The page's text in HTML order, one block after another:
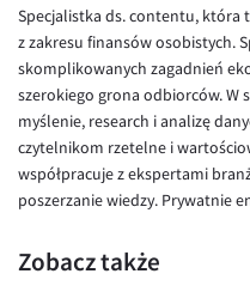
Specjalistka ds. contentu, która
z zakresu finansów osobistych.
skomplikowanych zagadnień
szerokiego grona odbiorców. W
myślenie, research i analizę
czytelnikom rzetelne i
współpracuje z ekspertami
poszerzanie wiedzy. Prywatnie
Zobacz także